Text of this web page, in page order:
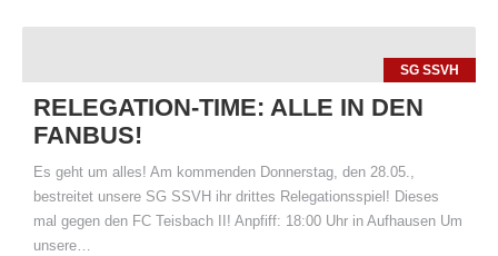
SG SSVH
RELEGATION-TIME: ALLE IN DEN
FANBUS!
Es geht um alles! Am kommenden Donnerstag, den 28.05.,
bestreitet unsere SG SSVH ihr drittes Relegationsspiel! Dieses
mal gegen den FC Teisbach II! Anpfiff: 18:00 Uhr in Aufhausen Um
unsere…